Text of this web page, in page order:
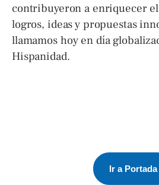
contribuyeron a enriquecer
logros, ideas y propuestas
llamamos hoy en día
Hispanidad.
Ir a Portada